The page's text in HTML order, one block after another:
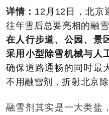
详情： 12月12日，北京
往年雪后总要亮相的融
在人行步道、公园、景
采用小型除雪机械与人
确保道路通畅的同时最
不用融雪剂，折射北京除
融雪剂其实是一大类盐